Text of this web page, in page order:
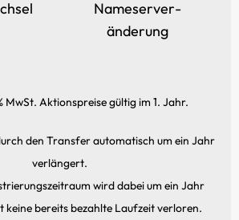
Name­server­
änderung
MwSt. Aktionspreise gültig im 1. Jahr.
den Transfer automatisch um ein Jahr
verlängert.
wird dabei um ein Jahr
keine bereits bezahlte Laufzeit verloren.